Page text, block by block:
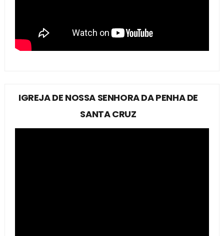
IGREJA DE NOSSA SENHORA DA PENHA DE
SANTA CRUZ